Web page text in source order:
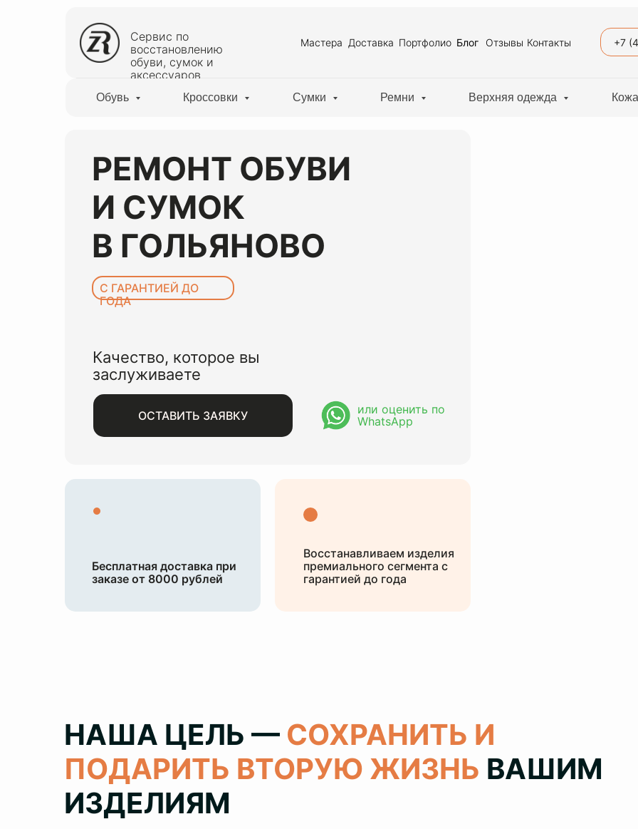
+7
Сервис по
восстановлению
обуви, сумок и
аксессуаров
Доставка
Мастера Отзывы
Блог
Портфолио Контакты
Обувь Кроссовки Сумки Ремни Верхняя одежда
РЕМОНТ ОБУВИ
И СУМОК
В ГОЛЬЯНОВО
С ГАРАНТИЕЙ ДО
ГОДА
Качество, которое вы
заслуживаете
ОСТАВИТЬ ЗАЯВКУ
Бесплатная доставка при
заказе от 8000 рублей
Восстанавливаем изделия
премиального сегмента с
гарантией до года
или оценить по
WhatsApp
НАША ЦЕЛЬ — СОХРАНИТЬ И
ПОДАРИТЬ ВТОРУЮ ЖИЗНЬ ВАШИМ
ИЗДЕЛИЯМ